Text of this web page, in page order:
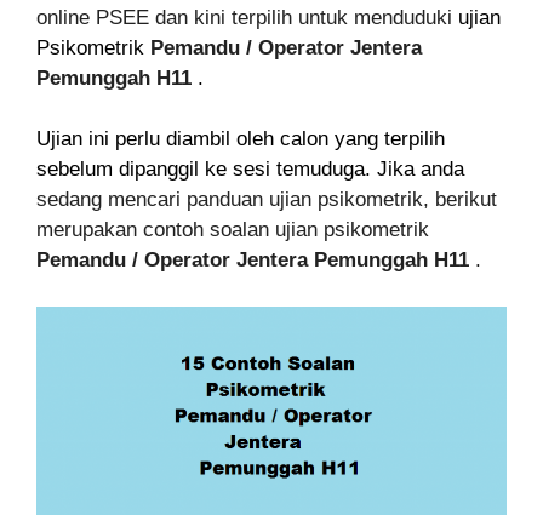
online PSEE dan kini terpilih untuk menduduki ujian
Psikometrik Pemandu / Operator Jentera
Pemunggah H11 .
Ujian ini perlu diambil oleh calon yang terpilih
sebelum dipanggil ke sesi temuduga. Jika anda
sedang mencari panduan ujian psikometrik, berikut
merupakan contoh soalan ujian psikometrik
Pemandu / Operator Jentera Pemunggah H11 .